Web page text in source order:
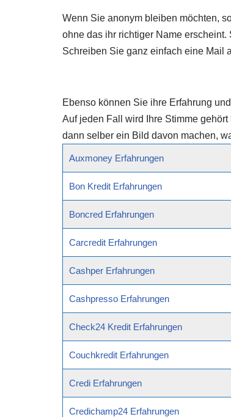
Wenn Sie anonym bleiben möchten,
ohne das ihr richtiger Name
Schreiben Sie ganz einfach eine Mail
Ebenso können Sie ihre Erfahrung
Auf jeden Fall wird Ihre Stimme
dann selber ein Bild davon machen,
Auxmoney Erfahrungen
Bon Kredit Erfahrungen
Boncred Erfahrungen
Carcredit Erfahrungen
Cashper Erfahrungen
Cashpresso Erfahrungen
Check24 Kredit Erfahrungen
Couchkredit Erfahrungen
Credi Erfahrungen
Credichamp24 Erfahrungen